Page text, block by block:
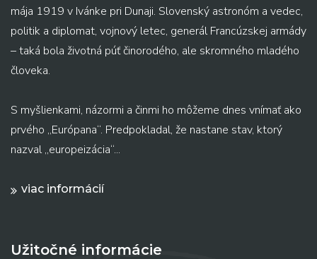
mája 1919 v Ivánke pri Dunaji. Slovenský astronóm a vedec,
politik a diplomat, vojnový letec, generál Francúzskej armády
– taká bola životná púť činorodého, ale skromného mladého
človeka.
S myšlienkami, názormi a činmi ho môžeme dnes vnímať ako
prvého „Európana“. Predpokladal, že nastane stav, ktorý
nazval „europeizácia“...
viac informácií
Užitočné informácie